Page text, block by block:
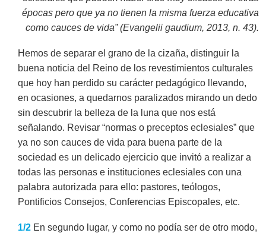
épocas pero que ya no tienen la misma fuerza educativa
como cauces de vida” (Evangelii gaudium, 2013, n. 43).
Hemos de separar el grano de la cizaña, distinguir la
buena noticia del Reino de los revestimientos culturales
que hoy han perdido su carácter pedagógico llevando,
en ocasiones, a quedarnos paralizados mirando un dedo
sin descubrir la belleza de la luna que nos está
señalando. Revisar “normas o preceptos eclesiales” que
ya no son cauces de vida para buena parte de la
sociedad es un delicado ejercicio que invitó a realizar a
todas las personas e instituciones eclesiales con una
palabra autorizada para ello: pastores, teólogos,
Pontificios Consejos, Conferencias Episcopales, etc.
1/2 En segundo lugar, y como no podía ser de otro modo,